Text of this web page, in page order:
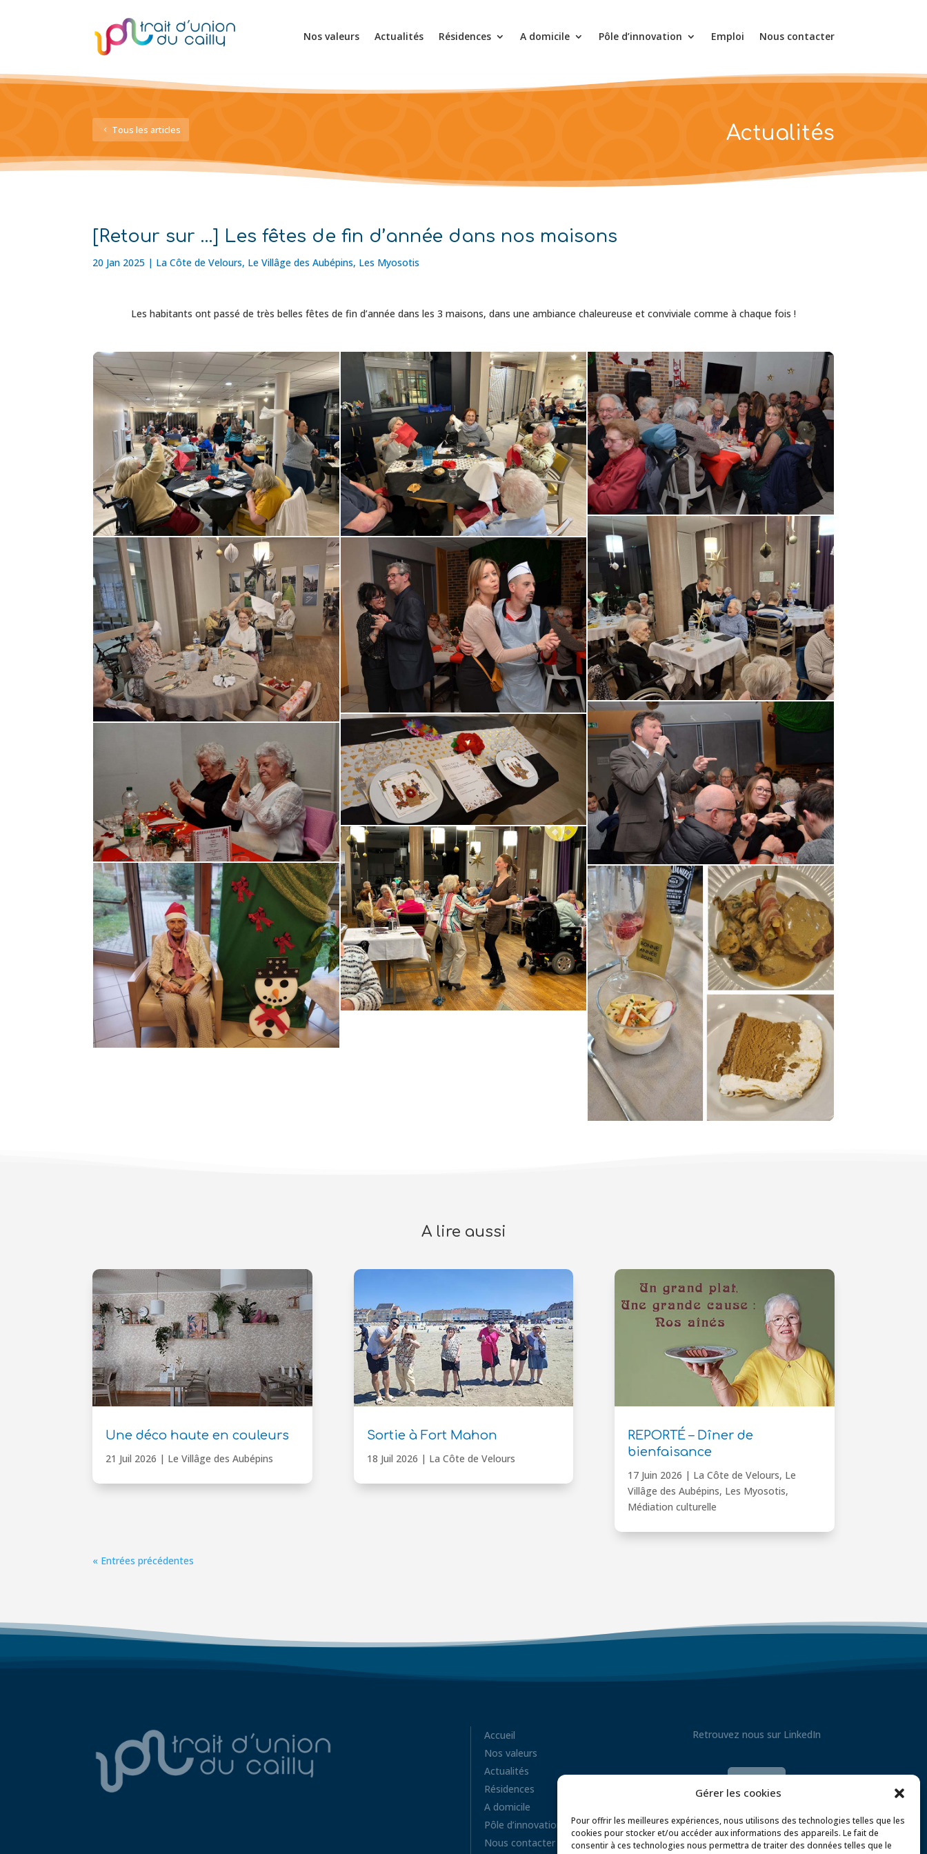
Gérer les cookies
Pour offrir les meilleures expériences, nous utilisons des technologies telles que les
cookies pour stocker et/ou accéder aux informations des appareils. Le fait de
consentir à ces technologies nous permettra de traiter des données telles que le
Nos valeurs Actualités Résidences A domicile Pôle d’innovation Emploi Nous contacter
Tous les articles Actualités
[Retour sur …] Les fêtes de fin d’année dans nos maisons
20 Jan 2025 | La Côte de Velours, Le Villâge des Aubépins, Les Myosotis
Les habitants ont passé de très belles fêtes de fin d’année dans les 3 maisons, dans une ambiance chaleureuse et conviviale comme à chaque fois !
A lire aussi
Une déco haute en couleurs
21 Juil 2026 | Le Villâge des Aubépins
Sortie à Fort Mahon
18 Juil 2026 | La Côte de Velours
REPORTÉ – Dîner de
bienfaisance
17 Juin 2026 | La Côte de Velours, Le
Villâge des Aubépins, Les Myosotis,
Médiation culturelle
« Entrées précédentes
Accueil
Nos valeurs
Actualités
Résidences
A domicile
Pôle d’innovation
Nous contacter
Retrouvez nous sur LinkedIn
